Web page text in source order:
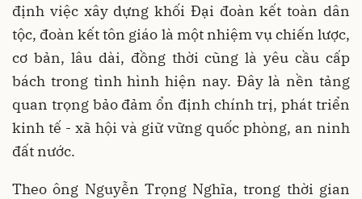
định việc xây dựng khối Đại đoàn kết toàn dân
tộc, đoàn kết tôn giáo là một nhiệm vụ chiến lược,
cơ bản, lâu dài, đồng thời cũng là yêu cầu cấp
bách trong tình hình hiện nay. Đây là nền tảng
quan trọng bảo đảm ổn định chính trị, phát triển
kinh tế - xã hội và giữ vững quốc phòng, an ninh
đất nước.
Theo ông Nguyễn Trọng Nghĩa, trong thời gian